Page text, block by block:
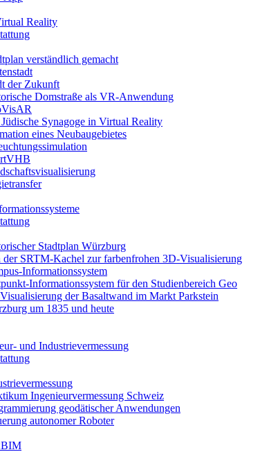
Reality
verständlich gemacht
der Zukunft
Domstraße als VR-Anwendung
Synagoge in Virtual Reality
eines Neubaugebietes
Stadtplan Würzburg
der SRTM-Kachel zur farbenfrohen 3D-Visualisierung
Informationssystem
Informationssystem für den Studienbereich Geo
der Basaltwand im Markt Parkstein
um 1835 und heute
und Industrievermessung
Ingenieurvermessung Schweiz
geodätischer Anwendungen
autonomer Roboter